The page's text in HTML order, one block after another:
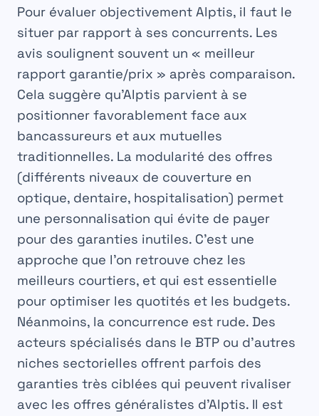
Pour évaluer objectivement Alptis, il faut le
situer par rapport à ses concurrents. Les
avis soulignent souvent un « meilleur
rapport garantie/prix » après comparaison.
Cela suggère qu’Alptis parvient à se
positionner favorablement face aux
bancassureurs et aux mutuelles
traditionnelles. La modularité des offres
(différents niveaux de couverture en
optique, dentaire, hospitalisation) permet
une personnalisation qui évite de payer
pour des garanties inutiles. C’est une
approche que l’on retrouve chez les
meilleurs courtiers, et qui est essentielle
pour optimiser les quotités et les budgets.
Néanmoins, la concurrence est rude. Des
acteurs spécialisés dans le BTP ou d’autres
niches sectorielles offrent parfois des
garanties très ciblées qui peuvent rivaliser
avec les offres généralistes d’Alptis. Il est